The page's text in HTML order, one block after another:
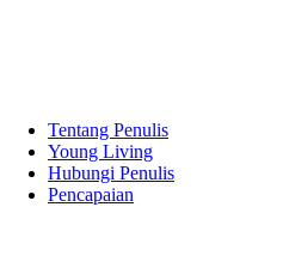
Tentang Penulis
Young Living
Hubungi Penulis
Pencapaian